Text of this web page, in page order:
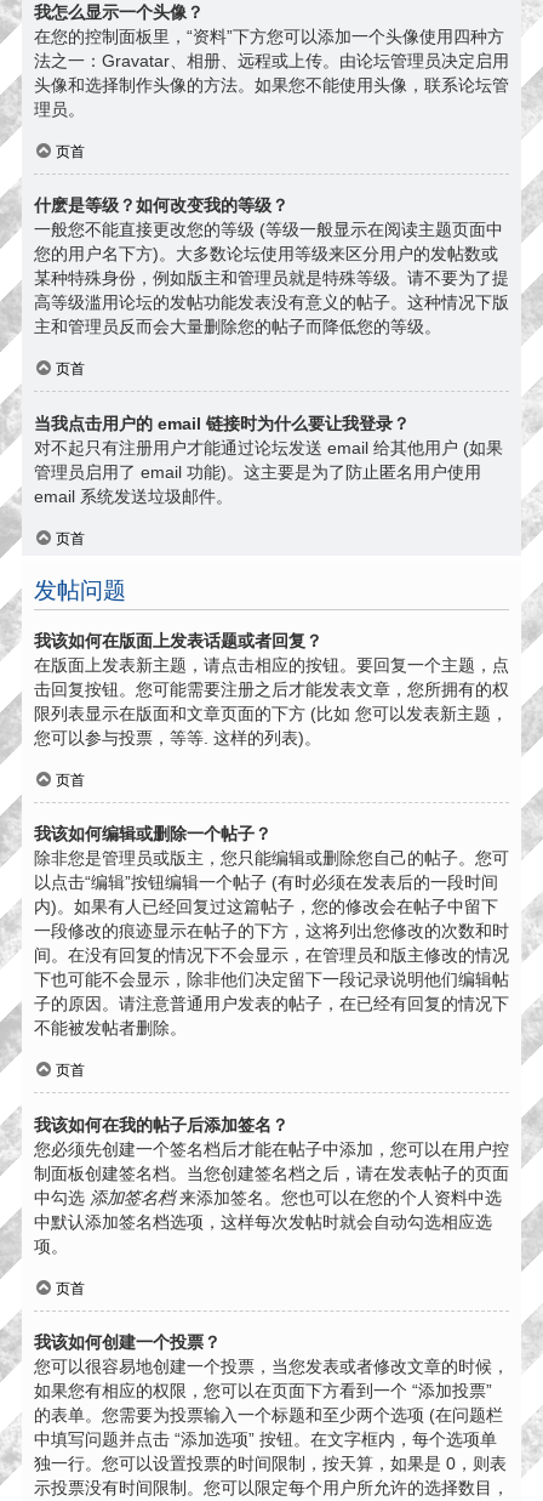
我怎么显示一个头像？
在您的控制面板里，“资料”下方您可以添加一个头像使用四种方
法之一：Gravatar、相册、远程或上传。由论坛管理员决定启用
头像和选择制作头像的方法。如果您不能使用头像，联系论坛管
理员。
页首
什麽是等级？如何改变我的等级？
一般您不能直接更改您的等级 (等级一般显示在阅读主题页面中
您的用户名下方)。大多数论坛使用等级来区分用户的发帖数或
某种特殊身份，例如版主和管理员就是特殊等级。请不要为了提
高等级滥用论坛的发帖功能发表没有意义的帖子。这种情况下版
主和管理员反而会大量删除您的帖子而降低您的等级。
页首
当我点击用户的 email 链接时为什么要让我登录？
对不起只有注册用户才能通过论坛发送 email 给其他用户 (如果
管理员启用了 email 功能)。这主要是为了防止匿名用户使用
email 系统发送垃圾邮件。
页首
发帖问题
我该如何在版面上发表话题或者回复？
在版面上发表新主题，请点击相应的按钮。要回复一个主题，点
击回复按钮。您可能需要注册之后才能发表文章，您所拥有的权
限列表显示在版面和文章页面的下方 (比如 您可以发表新主题，
您可以参与投票，等等. 这样的列表)。
页首
我该如何编辑或删除一个帖子？
除非您是管理员或版主，您只能编辑或删除您自己的帖子。您可
以点击“编辑”按钮编辑一个帖子 (有时必须在发表后的一段时间
内)。如果有人已经回复过这篇帖子，您的修改会在帖子中留下
一段修改的痕迹显示在帖子的下方，这将列出您修改的次数和时
间。在没有回复的情况下不会显示，在管理员和版主修改的情况
下也可能不会显示，除非他们决定留下一段记录说明他们编辑帖
子的原因。请注意普通用户发表的帖子，在已经有回复的情况下
不能被发帖者删除。
页首
我该如何在我的帖子后添加签名？
您必须先创建一个签名档后才能在帖子中添加，您可以在用户控
制面板创建签名档。当您创建签名档之后，请在发表帖子的页面
中勾选 添加签名档来添加签名。您也可以在您的个人资料中选
中默认添加签名档选项，这样每次发帖时就会自动勾选相应选
项。
页首
我该如何创建一个投票？
您可以很容易地创建一个投票，当您发表或者修改文章的时候，
如果您有相应的权限，您可以在页面下方看到一个 “添加投票”
的表单。您需要为投票输入一个标题和至少两个选项 (在问题栏
中填写问题并点击 “添加选项” 按钮。在文字框内，每个选项单
独一行。您可以设置投票的时间限制，按天算，如果是 0，则表
示投票没有时间限制。您可以限定每个用户所允许的选择数目，